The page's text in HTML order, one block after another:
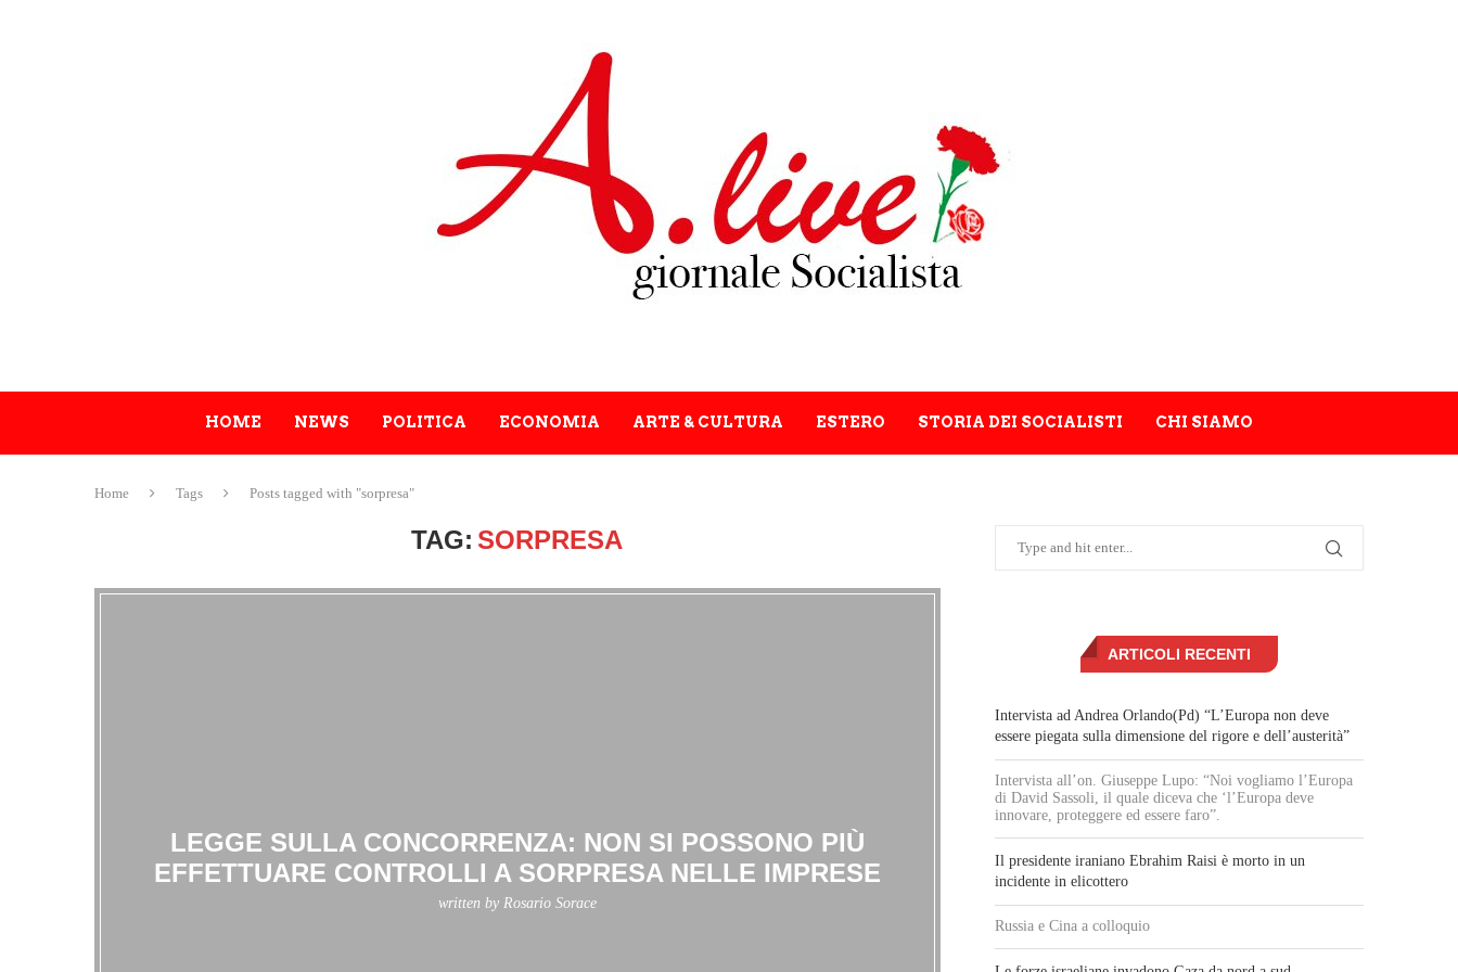
HOME NEWS POLITICA ECONOMIA ARTE & CULTURA ESTERO STORIA DEI SOCIALISTI CHI SIAMO
Home Tags Posts tagged with "sorpresa"
TAG: SORPRESA
LEGGE SULLA CONCORRENZA: NON SI POSSONO PIÙ
EFFETTUARE CONTROLLI A SORPRESA NELLE IMPRESE
written by Rosario Sorace
ARTICOLI RECENTI
Intervista ad Andrea Orlando(Pd) “L’Europa non deve
essere piegata sulla dimensione del rigore e dell’austerità”
Intervista all’on. Giuseppe Lupo: “Noi vogliamo l’Europa
di David Sassoli, il quale diceva che ‘l’Europa deve
innovare, proteggere ed essere faro”.
Il presidente iraniano Ebrahim Raisi è morto in un
incidente in elicottero
Russia e Cina a colloquio